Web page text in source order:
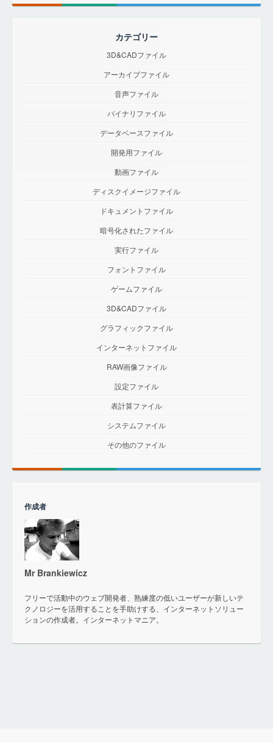
カテゴリー
3D&CADファイル
アーカイブファイル
音声ファイル
バイナリファイル
データベースファイル
開発用ファイル
動画ファイル
ディスクイメージファイル
ドキュメントファイル
暗号化されたファイル
実行ファイル
フォントファイル
ゲームファイル
3D&CADファイル
グラフィックファイル
インターネットファイル
RAW画像ファイル
設定ファイル
表計算ファイル
システムファイル
その他のファイル
作成者
Mr Brankiewicz
フリーで活動中のウェブ開発者、熟練度の低いユーザーが新しいテ
クノロジーを活用することを手助けする、インターネットソリュー
ションの作成者。インターネットマニア。